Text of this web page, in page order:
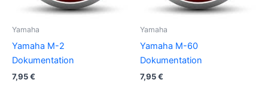
Yamaha
Yamaha M-2
Dokumentation
7,95€
Yamaha
Yamaha M-60
Dokumentation
7,95€